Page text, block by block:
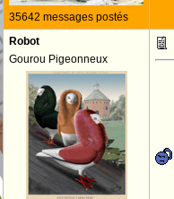
35642 messages postés
Robot
Gourou Pigeonneux